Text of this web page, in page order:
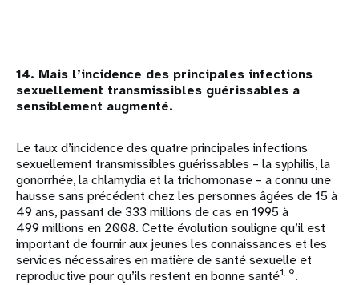
14. Mais l’incidence des principales infections
sexuellement transmissibles guérissables a
sensiblement augmenté.
Le taux d’incidence des quatre principales infections
sexuellement transmissibles guérissables – la syphilis, la
gonorrhée, la chlamydia et la trichomonase – a connu une
hausse sans précédent chez les personnes âgées de 15 à
49 ans, passant de 333 millions de cas en 1995 à
499 millions en 2008. Cette évolution souligne qu’il est
important de fournir aux jeunes les connaissances et les
services nécessaires en matière de santé sexuelle et
reproductive pour qu’ils restent en bonne santé1, 9.